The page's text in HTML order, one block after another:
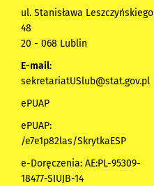
ul. Stanisława Leszczyńskiego
48
20 - 068 Lublin
E-mail:
sekretariatUSlub@stat.gov.pl
ePUAP
ePUAP:
/e7e1p82las/SkrytkaESP
e-Doręczenia: AE:PL-95309-
18477-SIUJB-14